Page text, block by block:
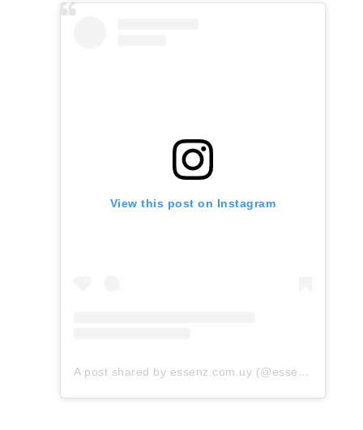
View this post on Instagram
A post shared by essenz.com.uy (@essenz.com.uy)